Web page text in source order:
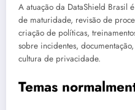
A atuação da DataShield Brasil
de maturidade, revisão de
criação de políticas,
sobre incidentes,
cultura de privacidade.
Temas